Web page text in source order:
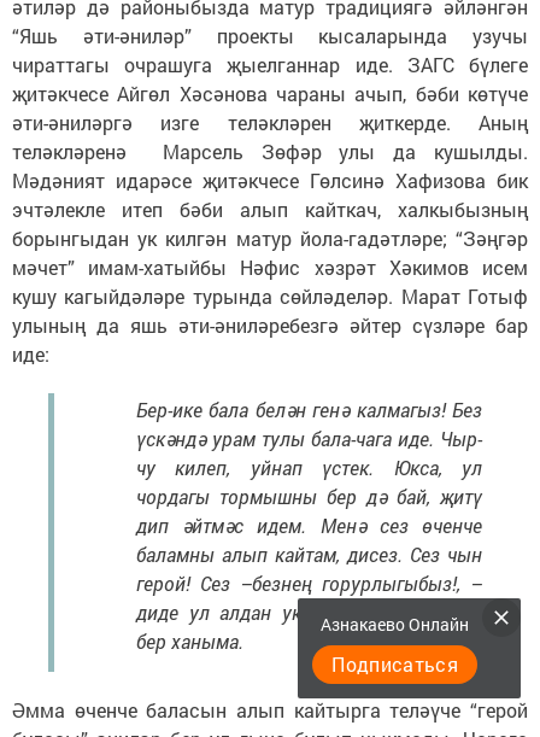
әтиләр дә районыбызда матур традициягә әйләнгән
“Яшь әти-әниләр” проекты кысаларында узучы
чираттагы очрашуга җыелганнар иде. ЗАГС бүлеге
җитәкчесе Айгөл Хәсәнова чараны ачып, бәби көтүче
әти-әниләргә изге теләкләрен җиткерде. Аның
теләкләренә Марсель Зөфәр улы да кушылды.
Мәдәният идарәсе җитәкчесе Гөлсинә Хафизова бик
эчтәлекле итеп бәби алып кайткач, халкыбызның
борынгыдан ук килгән матур йола-гадәтләре; “Зәңгәр
мәчет” имам-хатыйбы Нәфис хәзрәт Хәкимов исем
кушу кагыйдәләре турында сөйләделәр. Марат Готыф
улының да яшь әти-әниләребезгә әйтер сүзләре бар
иде:
Бер-ике бала белән генә калмагыз! Без
үскәндә урам тулы бала-чага иде. Чыр-
чу килеп, уйнап үстек. Юкса, ул
чордагы тормышны бер дә бай, җитү
дип әйтмәс идем. Менә сез өченче
баламны алып кайтам, дисез. Сез чын
герой! Сез –безнең горурлыгыбыз!, –
диде ул алдан ук танышып өлгергән
бер ханыма.
Әмма өченче баласын алып кайтырга теләүче “герой
Азнакаево Онлайн
Подписаться